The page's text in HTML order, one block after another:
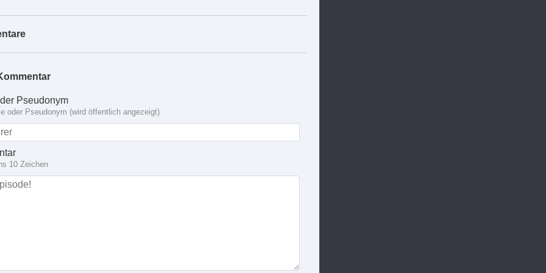
Pseudonym
oder Pseudonym (wird öffentlich angezeigt)
10 Zeichen